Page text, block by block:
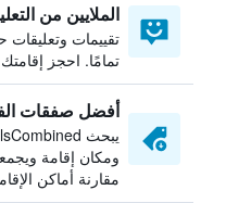
الملايين من
تقييمات وتعليقات
تمامًا. احجز
أفضل صفقات
ومكان إقامة
مقارنة أماكن